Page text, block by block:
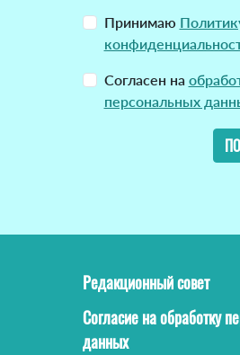
Принимаю
Согласен на
персональных
Редакционный совет
Согласие на обработку
данных